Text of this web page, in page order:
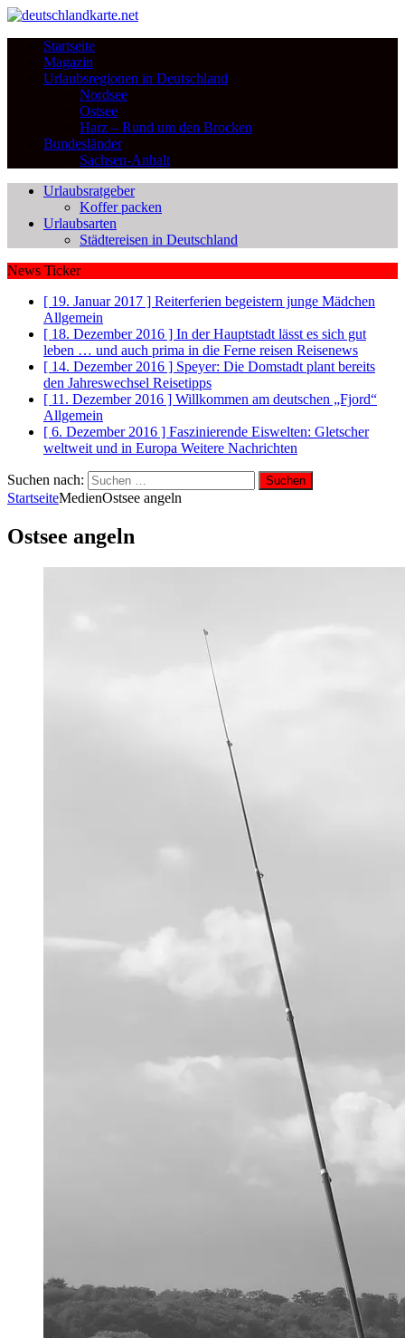
Startseite
Magazin
Urlaubsregionen in Deutschland
Nordsee
Ostsee
Harz – Rund um den Brocken
Bundesländer
Sachsen-Anhalt
Urlaubsratgeber
Koffer packen
Urlaubsarten
Städtereisen in Deutschland
News Ticker
[ 19. Januar 2017 ] Reiterferien begeistern junge Mädchen
Allgemein
[ 18. Dezember 2016 ] In der Hauptstadt lässt es sich gut
leben … und auch prima in die Ferne reisen Reisenews
[ 14. Dezember 2016 ] Speyer: Die Domstadt plant bereits
den Jahreswechsel Reisetipps
[ 11. Dezember 2016 ] Willkommen am deutschen „Fjord“
Allgemein
[ 6. Dezember 2016 ] Faszinierende Eiswelten: Gletscher
weltweit und in Europa Weitere Nachrichten
Suchen nach:
StartseiteMedienOstsee angeln
Ostsee angeln